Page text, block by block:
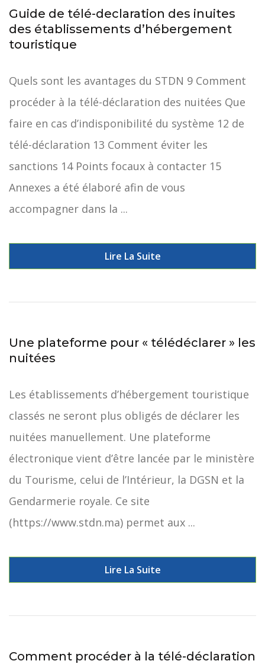
Guide de télé-declaration des inuites
des établissements d’hébergement
touristique
Quels sont les avantages du STDN 9 Comment
procéder à la télé-déclaration des nuitées Que
faire en cas d’indisponibilité du système 12 de
télé-déclaration 13 Comment éviter les
sanctions 14 Points focaux à contacter 15
Annexes a été élaboré afin de vous
accompagner dans la ...
Lire La Suite
Une plateforme pour « télédéclarer » les
nuitées
Les établissements d’hébergement touristique
classés ne seront plus obligés de déclarer les
nuitées manuellement. Une plateforme
électronique vient d’être lancée par le ministère
du Tourisme, celui de l’Intérieur, la DGSN et la
Gendarmerie royale. Ce site
(https://www.stdn.ma) permet aux ...
Lire La Suite
Comment procéder à la télé-déclaration